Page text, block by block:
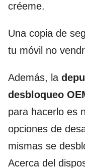
créeme.
Una copia de
tu móvil no
Además, la
desbloqueo
para hacerlo es
opciones de
mismas se
Acerca del